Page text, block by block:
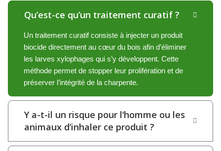
Qu’est-ce qu’un traitement curatif ?
Un traitement curatif consiste à injecter un produit
biocide directement au cœur du bois afin d’éliminer
les larves xylophages qui s’y développent. Cette
méthode permet de stopper leur prolifération et de
préserver l’intégrité de la charpente.
Y a-t-il un risque pour l’homme ou les
animaux d’inhaler ce produit ?